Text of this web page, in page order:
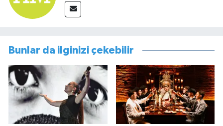
Bunlar da ilginizi çekebilir